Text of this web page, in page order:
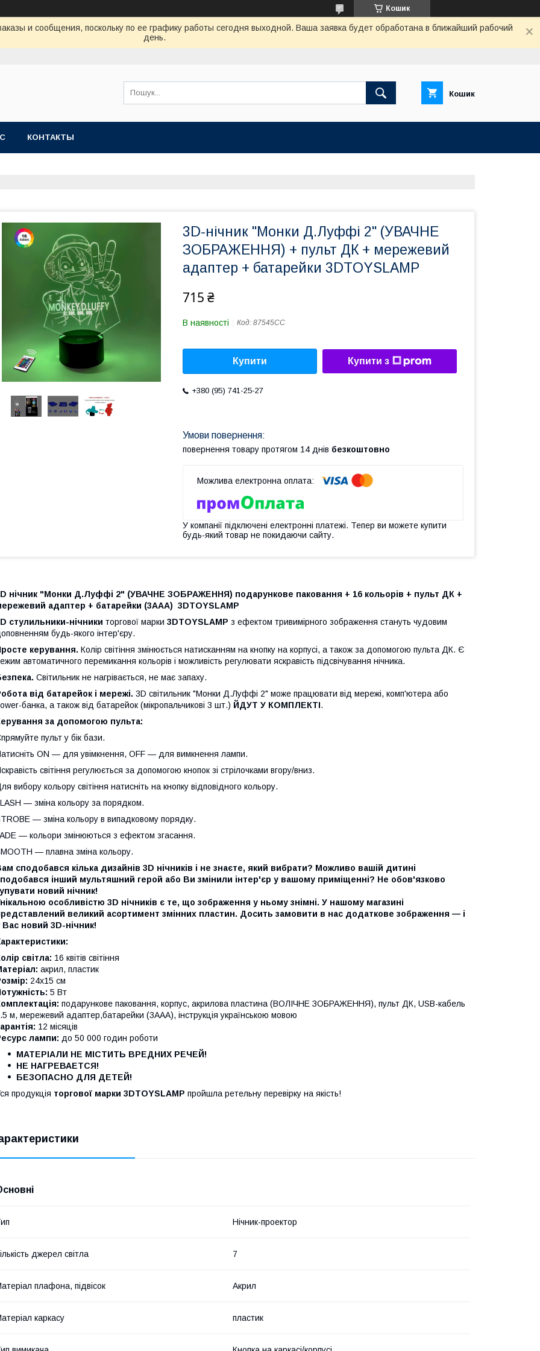
Кошик
и сообщения, поскольку по ее графику работы сегодня выходной. Ваша заявка будет обработана в ближайший рабочий
день.
Кошик
КОНТАКТЫ
3D-нічник "Монки Д.Луффі 2" (УВАЧНЕ
ЗОБРАЖЕННЯ) + пульт ДК + мережевий
адаптер + батарейки 3DTOYSLAMP
715 ₴
В наявності Код: 87545СС
Купити Купити з
+380 (95) 741-25-27
повернення товару протягом 14 днів безкоштовно
У компанії підключені електронні платежі. Тепер ви можете купити
будь-який товар не покидаючи сайту.
нічник "Монки Д.Луффі 2" (УВАЧНЕ ЗОБРАЖЕННЯ) подарункове паковання + 16 кольорів + пульт ДК +
адаптер + батарейки (3ААА) 3DTOYSLAMP
стулильники-нічники торгової марки 3DTOYSLAMP з ефектом тривимірного зображення стануть чудовим
будь-якого інтер'єру.
керування. Колір світіння змінюється натисканням на кнопку на корпусі, а також за допомогою пульта ДК. Є
автоматичного перемикання кольорів і можливість регулювати яскравість підсвічування нічника.
Світильник не нагрівається, не має запаху.
від батарейок і мережі. 3D світильник "Монки Д.Луффі 2" може працювати від мережі, комп'ютера або
банка, а також від батарейок (мікропальчикові 3 шт.) ЙДУТ У КОМПЛЕКТІ.
за допомогою пульта:
пульт у бік бази.
ON — для увімкнення, OFF — для вимкнення лампи.
світіння регулюється за допомогою кнопок зі стрілочками вгору/вниз.
вибору кольору світіння натисніть на кнопку відповідного кольору.
— зміна кольору за порядком.
— зміна кольору в випадковому порядку.
— кольори змінюються з ефектом згасання.
— плавна зміна кольору.
сподобався кілька дизайнів 3D нічників і не знаєте, який вибрати? Можливо вашій дитині
інший мультяшний герой або Ви змінили інтер'єр у вашому приміщенні? Не обов'язково
новий нічник!
особливістю 3D нічників є те, що зображення у ньому знімні. У нашому магазині
великий асортимент змінних пластин. Досить замовити в нас додаткове зображення — і
Вас новий 3D-нічник!
світла: 16 квітів світіння
акрил, пластик
24х15 см
5 Вт
подарункове паковання, корпус, акрилова пластина (ВОЛІЧНЕ ЗОБРАЖЕННЯ), пульт ДК, USB-кабель
м, мережевий адаптер,батарейки (3ААА), інструкція українською мовою
12 місяців
лампи: до 50 000 годин роботи
МАТЕРІАЛИ НЕ МІСТИТЬ ВРЕДНИХ РЕЧЕЙ!
НЕ НАГРЕВАЕТСЯ!
БЕЗОПАСНО ДЛЯ ДЕТЕЙ!
продукція торгової марки 3DTOYSLAMP пройшла ретельну перевірку на якість!
Нічник-проектор
джерел світла 7
плафона, підвісок Акрил
каркасу пластик